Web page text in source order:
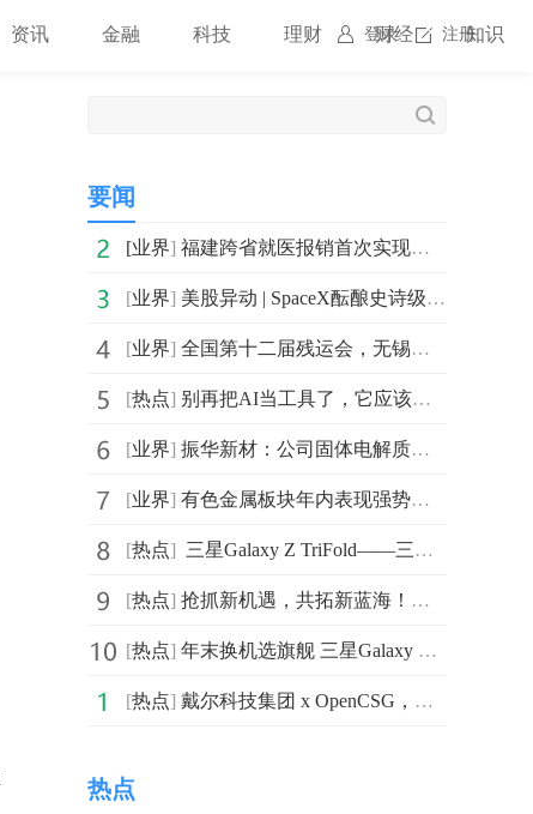
登录 注册
资讯 金融 科技 理财 财经 知识
要闻
[业界] 福建跨省就医报销首次实现在线快办
[业界] 美股异动 | SpaceX酝酿史诗级IPO Destiny Tech100(DXYZ.US)涨近12%
[业界] 全国第十二届残运会，无锡首金来了
[热点] 别再把AI当工具了，它应该是你公司的新员工｜剪流AI手机重新定义“人效”
[业界] 振华新材：公司固体电解质中试线预计于2026年年内建成-每日快看
[业界] 有色金属板块年内表现强势，4只铝股票涨幅翻倍|焦点关注
[热点] ​ 三星Galaxy Z TriFold——三折形态的革新 AI智慧的全屏绽放
[热点] 抢抓新机遇，共拓新蓝海！中国亚洲经济发展协会联合国及国际公共采购工作委员会蓄势再出发！
[热点] 年末换机选旗舰 三星Galaxy S25系列购机可享丰厚礼遇
[热点] 戴尔科技集团 x OpenCSG，推出面向智能初创企业的⼀体化 IT 基础架构解决方案
热点